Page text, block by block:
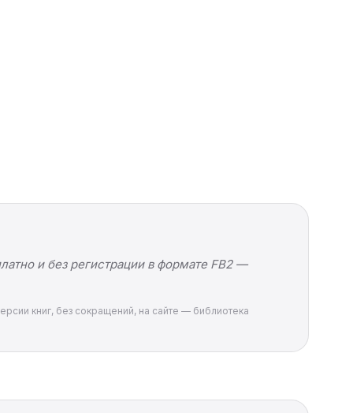
и без регистрации в формате FB2 —
книг, без сокращений, на сайте — библиотека